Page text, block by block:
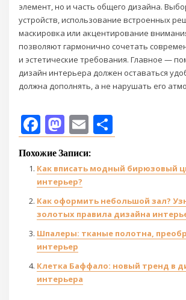
элемент, но и часть общего дизайна.
устройств, использование встроенных
маскировка или акцентирование
позволяют гармонично сочетать
и эстетические требования. Главное —
дизайн интерьера должен оставаться
должна дополнять, а не нарушать его
Facebook
Mastodon
Email
Похожие Записи:
Как вписать модный бирюзовый
интерьер?
Как оформить небольшой зал?
золотых правила дизайна
Шпалеры: тканые полотна,
интерьер
Клетка Баффало: новый тренд в
интерьера